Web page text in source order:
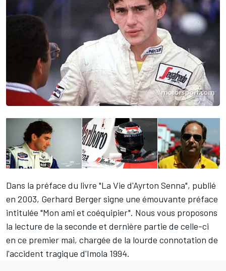
Dans la préface du livre "La Vie d'Ayrton Senna", publié
en 2003, Gerhard Berger signe une émouvante préface
intitulée "Mon ami et coéquipier". Nous vous proposons
la lecture de la seconde et dernière partie de celle-ci
en ce premier mai, chargée de la lourde connotation de
l'accident tragique d'Imola 1994.